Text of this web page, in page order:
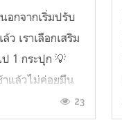
อกจากเริ่มปรับ
เราเลือกเสริม
1 กระปุก 💡
แล้วไม่ค่อยมึน
Content แนะนำ
ย กินง่ายสุด
23